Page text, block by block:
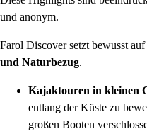
und anonym.
Farol Discover setzt bewusst
und Naturbezug.
Kajaktouren in kleinen
entlang der Küste zu
großen Booten